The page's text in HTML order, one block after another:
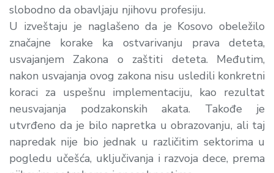
slobodno da obavljaju njihovu profesiju.
U izveštaju je naglašeno da je Kosovo obeležilo
značajne korake ka ostvarivanju prava deteta,
usvajanjem Zakona o zaštiti deteta. Međutim,
nakon usvajanja ovog zakona nisu usledili konkretni
koraci za uspešnu implementaciju, kao rezultat
neusvajanja podzakonskih akata. Takođe je
utvrđeno da je bilo napretka u obrazovanju, ali taj
napredak nije bio jednak u različitim sektorima u
pogledu učešća, uključivanja i razvoja dece, prema